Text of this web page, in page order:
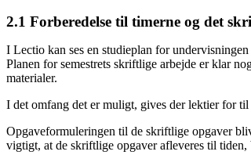
2.1 Forberedelse til timerne og det
I Lectio kan ses en studieplan for
Planen for semestrets skriftlige arbejde er klar
materialer.
I det omfang det er muligt, gives der lektier for
Opgaveformuleringen til de skriftlige opgaver
vigtigt, at de skriftlige opgaver afleveres til